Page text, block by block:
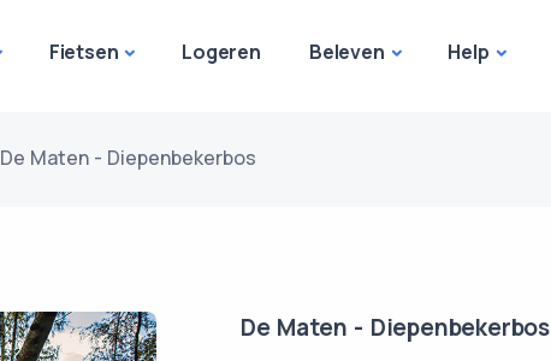
Fietsen Logeren Beleven Help
De Maten - Diepenbekerbos
De Maten - Diepenbekerbos